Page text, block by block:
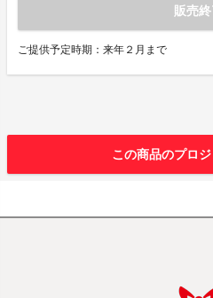
販売終
ご提供予定時期：来年２月まで
この商品のプロ